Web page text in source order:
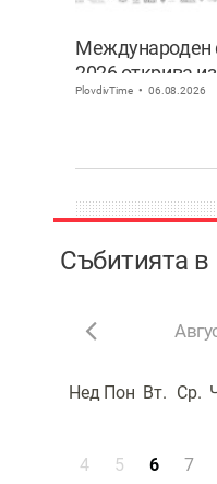
Международен
2026 открива
фотографии от
PlovdivTime 06.08.2026
Събитията
Нед Пон Вт. Ср.
4
5 6 7